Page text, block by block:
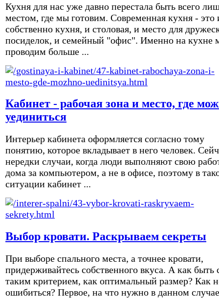
Кухня для нас уже давно перестала быть всего
местом, где мы готовим. Современная кухня - это
собственно кухня, и столовая, и место для
посиделок, и семейный "офис". Именно на кухне
проводим больше ...
Кабинет - рабочая зона и место, где
уединиться
Интерьер кабинета оформляется согласно тому
понятию, которое вкладывает в него человек.
нередки случаи, когда люди выполняют свою
дома за компьютером, а не в офисе, поэтому в
ситуации кабинет ...
Выбор кровати. Раскрываем секреты
При выборе спального места, а точнее кровати,
придерживайтесь собственного вкуса. А как быть
таким критерием, как оптимальный размер? Как
ошибиться? Первое, на что нужно в данном случае